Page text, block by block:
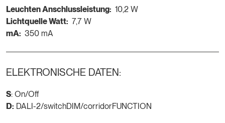
Leuchten Anschlussleistung: 10,2 W
Lichtquelle Watt: 7,7 W
mA: 350 mA
ELEKTRONISCHE DATEN:
S: On/Off
D: DALI-2/switchDIM/corridorFUNCTION